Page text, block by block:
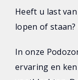
Heeft u last
lopen of
In onze
ervaring en